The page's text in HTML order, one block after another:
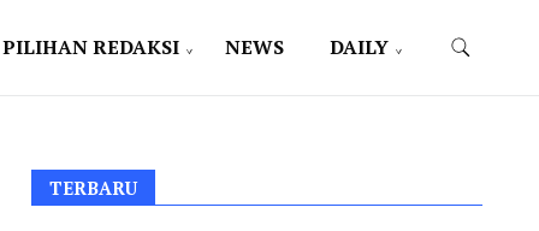
PILIHAN REDAKSI NEWS DAILY
TERBARU